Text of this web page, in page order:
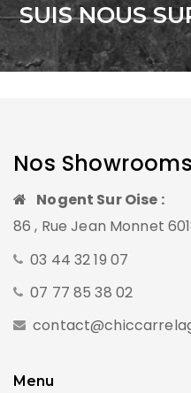
SUIS NOUS
Nos Showrooms
Nogent Sur Oise :
86 , Rue Jean Monnet
03 44 32 19 07
07 77 85 38 02
Menu